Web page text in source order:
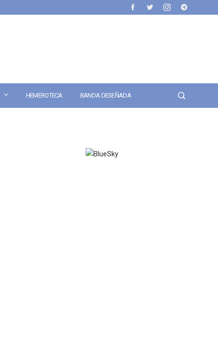
HEMEROTECA BANDA DESEÑADA